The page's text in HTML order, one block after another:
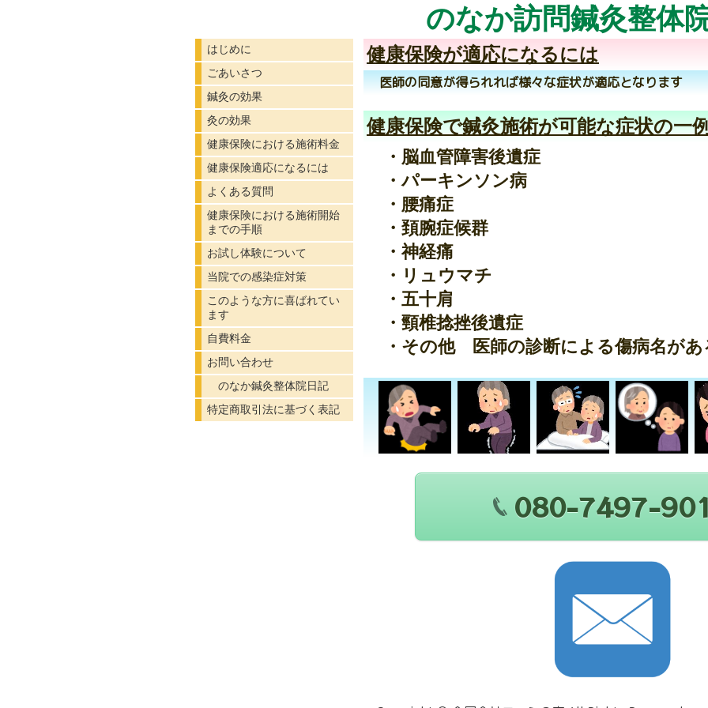
のなか訪問鍼灸整体
健康保険が適応になるには
医師の同意が得られれば様々な症状が適応となります
健康保険で鍼灸施術が可能な症状の一
・脳血管障害後遺症
・パーキンソン病
・腰痛症
・頚腕症候群
・神経痛
・リュウマチ
・五十肩
・頸椎捻挫後遺症
・その他 医師の診断による傷病名があ
080-7497-
はじめに
ごあいさつ
鍼灸の効果
灸の効果
健康保険における施術料金
健康保険適応になるには
よくある質問
健康保険における施術開始
までの手順
お試し体験について
当院での感染症対策
このような方に喜ばれてい
ます
自費料金
お問い合わせ
のなか鍼灸整体院日記
特定商取引法に基づく表記